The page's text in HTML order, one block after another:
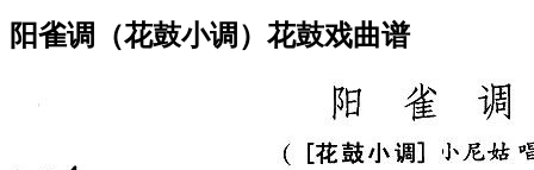
阳雀调（花鼓小调）花鼓戏曲谱